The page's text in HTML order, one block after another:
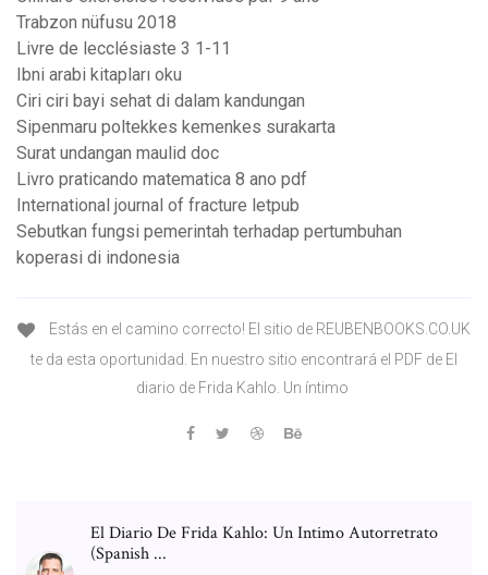
Trabzon nüfusu 2018
Livre de lecclésiaste 3 1-11
Ibni arabi kitapları oku
Ciri ciri bayi sehat di dalam kandungan
Sipenmaru poltekkes kemenkes surakarta
Surat undangan maulid doc
Livro praticando matematica 8 ano pdf
International journal of fracture letpub
Sebutkan fungsi pemerintah terhadap pertumbuhan
koperasi di indonesia
Estás en el camino correcto! El sitio de REUBENBOOKS.CO.UK
te da esta oportunidad. En nuestro sitio encontrará el PDF de El
diario de Frida Kahlo. Un íntimo
El Diario De Frida Kahlo: Un Intimo Autorretrato
(Spanish ...